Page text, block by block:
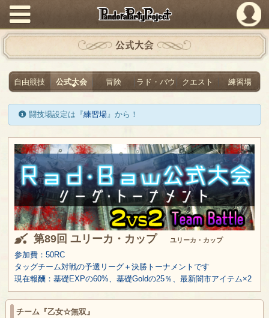
PandoraPartyProject
公式大会
自由競技 公式大会 冒険 ラド・バウ クエスト 練習場
闘技場設定は『練習場』から！
第89回 ユリーカ・カップ ユリーカ・カップ
参加費：50RC
タッグチーム対戦の予選リーグ＋決勝トーナメントです
現在報酬：基礎EXPの60%、基礎Goldの25％、最新闇市アイテム×2
チーム『乙女☆無双』